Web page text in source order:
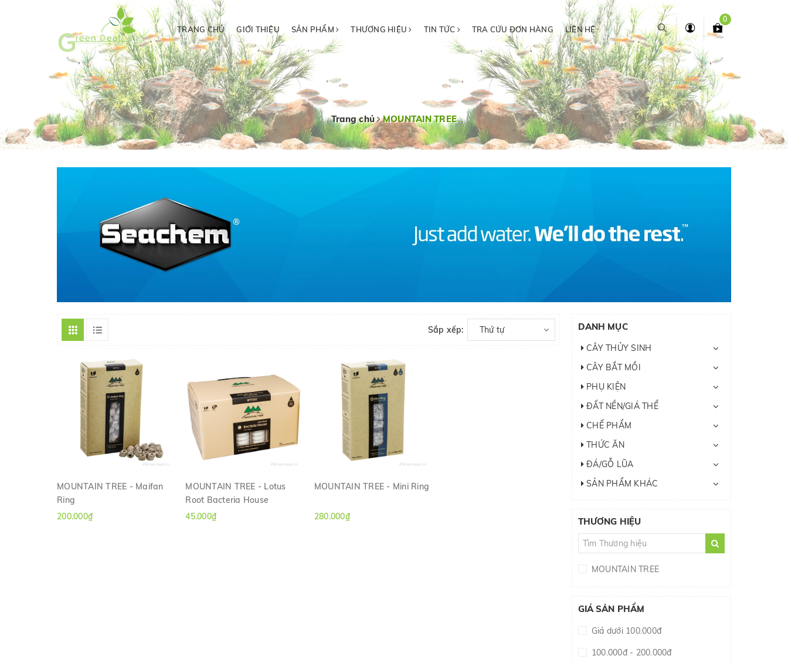
TRANG CHỦ GIỚI THIỆU SẢN PHẨM THƯƠNG HIỆU TIN TỨC TRA CỨU ĐƠN HÀNG LIÊN HỆ
0
Trang chủ MOUNTAIN TREE
Sắp xếp: Thứ tự
MOUNTAIN TREE - Maifan
Ring
200.000₫
MOUNTAIN TREE - Lotus
Root Bacteria House
45.000₫
MOUNTAIN TREE - Mini Ring
280.000₫
DANH MỤC
CÂY THỦY SINH
CÂY BẮT MỒI
PHỤ KIỆN
ĐẤT NỀN/GIÁ THỂ
CHẾ PHẨM
THỨC ĂN
ĐÁ/GỖ LŨA
SẢN PHẨM KHÁC
THƯƠNG HIỆU
MOUNTAIN TREE
GIÁ SẢN PHẨM
Giá dưới 100.000đ
100.000đ - 200.000đ